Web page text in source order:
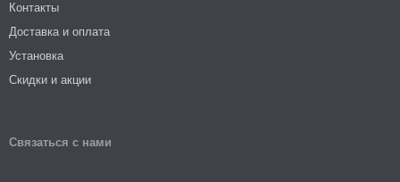
Контакты
Доставка и оплата
Установка
Скидки и акции
Связаться с нами